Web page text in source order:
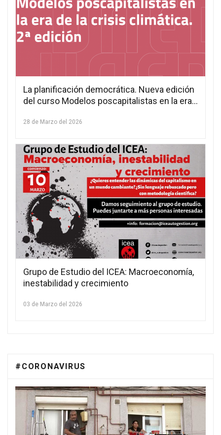
La planificación democrática. Nueva edición
del curso Modelos poscapitalistas en la era
28 de Marzo del 2026
Grupo de Estudio del ICEA: Macroeconomía,
inestabilidad y crecimiento
03 de Marzo del 2026
#CORONAVIRUS